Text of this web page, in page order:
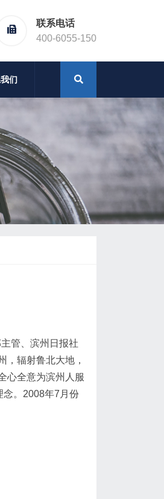
联系电话
400-6055-150
们
管、滨州日报社
，辐射鲁北大地，
心全意为滨州人服
念。2008年7月份